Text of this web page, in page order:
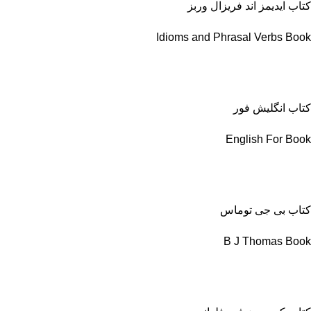
کتاب ایدیمز اند فریزال وربز
Idioms and Phrasal Verbs Book
کتاب انگلیش فور
English For Book
کتاب بی جی توماس
B J Thomas Book